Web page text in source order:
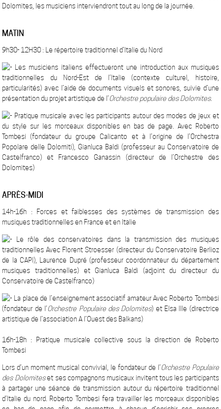
Dolomites, les musiciens interviendront tout au long de la journée.
MATIN
9h30- 12H30 : Le répertoire traditionnel d’Italie du Nord
Les musiciens italiens effectueront une introduction aux musiques
traditionnelles du Nord-Est de l’Italie (contexte culturel, histoire,
particularités) avec l’aide de documents visuels et sonores, suivie d’une
présentation du projet artistique de l’Orchestre populaire des Dolomites.
Pratique musicale avec les participants autour des modes de jeux et
du style sur les morceaux disponibles en bas de page. Avec Roberto
Tombesi (fondateur du groupe Calicanto et à l’origine de l’Orchestra
Popolare delle Dolomiti), Gianluca Baldi (professeur au Conservatoire de
Castelfranco) et Francesco Ganassin (directeur de l’Orchestre des
Dolomites)
APRÈS-MIDI
14h-16h : Forces et faiblesses des systèmes de transmission des
musiques traditionnelles en France et en Italie
Le rôle des conservatoires dans la transmission des musiques
traditionnelles Avec Florent Stroesser (directeur du Conservatoire Berlioz
de la CAPI), Laurence Dupré (professeur coordonnateur du département
musiques traditionnelles) et Gianluca Baldi (adjoint du directeur du
Conservatoire de Castelfranco)
La place de l’enseignement associatif amateur Avec Roberto Tombesi
(fondateur de l’Orchestre Populaire des Dolomites) et Elsa Ille (directrice
artistique de l’association A l’Ouest des Balkans)
16h-18h : Pratique musicale collective sous la direction de Roberto
Tombesi
Lors d’un moment musical convivial, le fondateur de l’Orchestre Populaire
des Dolomiteset ses compagnons musicaux invitent tous les participants
à partager une séance de transmission autour du répertoire traditionnel
d’Italie du nord. Roberto Tombesi fera travailler les morceaux disponibles